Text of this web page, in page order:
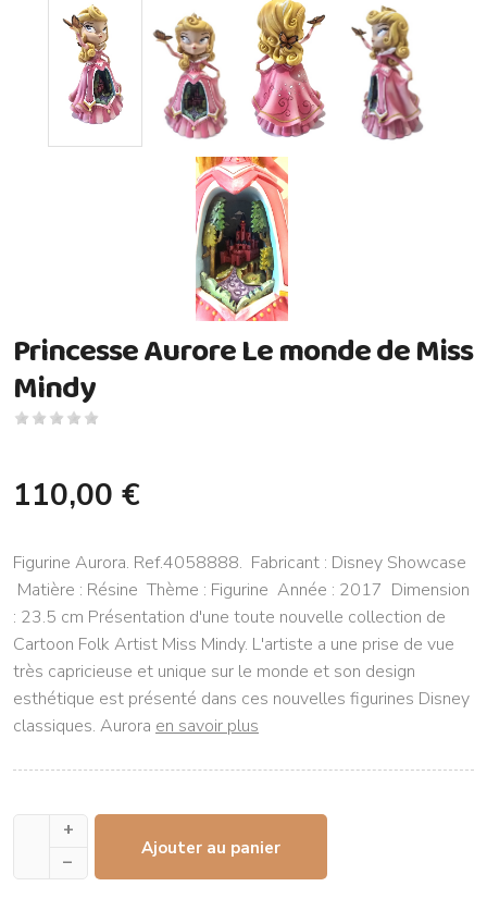
Princesse Aurore Le monde de Miss
Mindy
110,00 €
Figurine Aurora. Ref.4058888. Fabricant : Disney Showcase
Matière : Résine Thème : Figurine Année : 2017 Dimension
: 23.5 cm Présentation d'une toute nouvelle collection de
Cartoon Folk Artist Miss Mindy. L'artiste a une prise de vue
très capricieuse et unique sur le monde et son design
esthétique est présenté dans ces nouvelles figurines Disney
classiques. Aurora en savoir plus
+
–
Ajouter au panier